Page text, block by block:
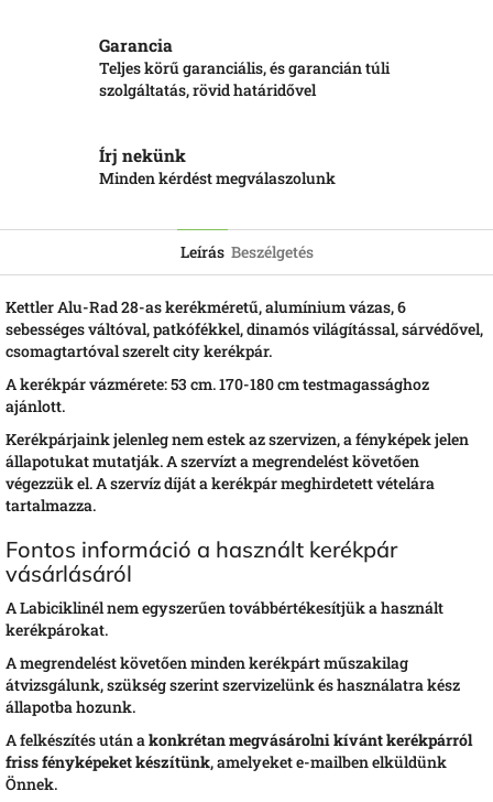
Garancia
Teljes körű garanciális, és garancián túli
szolgáltatás, rövid határidővel
Írj nekünk
Minden kérdést megválaszolunk
Leírás Beszélgetés
Kettler Alu-Rad 28-as kerékméretű, alumínium vázas, 6
sebességes váltóval, patkófékkel, dinamós világítással, sárvédővel,
csomagtartóval szerelt city kerékpár.
A kerékpár vázmérete: 53 cm. 170-180 cm testmagassághoz
ajánlott.
Kerékpárjaink jelenleg nem estek az szervizen, a fényképek jelen
állapotukat mutatják. A szervízt a megrendelést követően
végezzük el. A szervíz díját a kerékpár meghirdetett vételára
tartalmazza.
Fontos információ a használt kerékpár
vásárlásáról
A Labiciklinél nem egyszerűen továbbértékesítjük a használt
kerékpárokat.
A megrendelést követően minden kerékpárt műszakilag
átvizsgálunk, szükség szerint szervizelünk és használatra kész
állapotba hozunk.
A felkészítés után akonkrétan megvásárolni kívánt kerékpárról
friss fényképeket készítünk, amelyeket e-mailben elküldünk
Önnek.